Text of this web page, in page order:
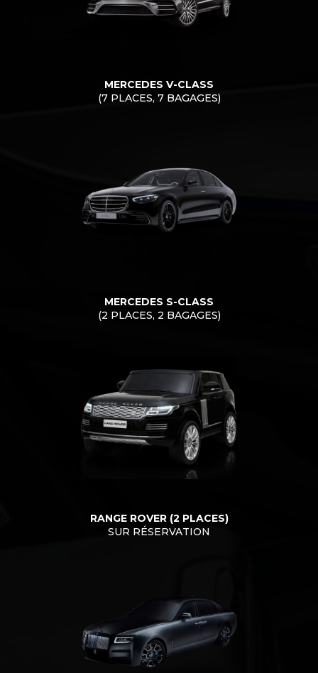
MERCEDES V-CLASS
(7 PLACES, 7 BAGAGES)
MERCEDES S-CLASS
(2 PLACES, 2 BAGAGES)
RANGE ROVER (2 PLACES)
SUR RÉSERVATION